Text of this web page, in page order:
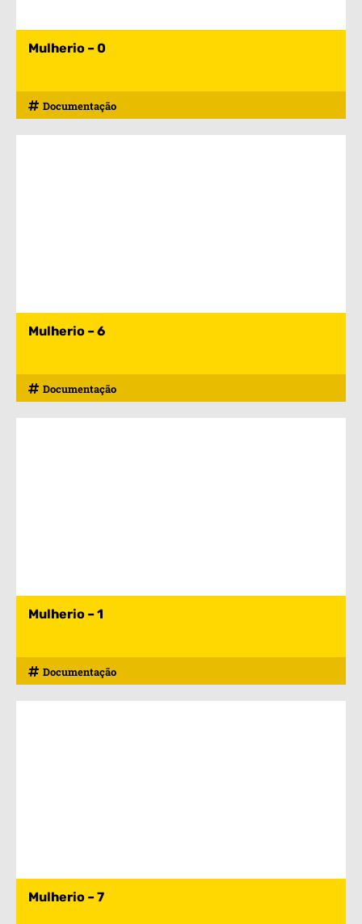
Mulherio – 0
Documentação
Mulherio – 6
Documentação
Mulherio – 1
Documentação
Mulherio – 7